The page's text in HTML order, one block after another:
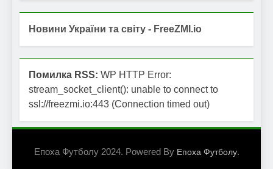
Новини України та світу - FreeZMI.io
Помилка RSS: WP HTTP Error:
stream_socket_client(): unable to connect to
ssl://freezmi.io:443 (Connection timed out)
Епоха Футболу 2024. Powered By Епоха Футболу.